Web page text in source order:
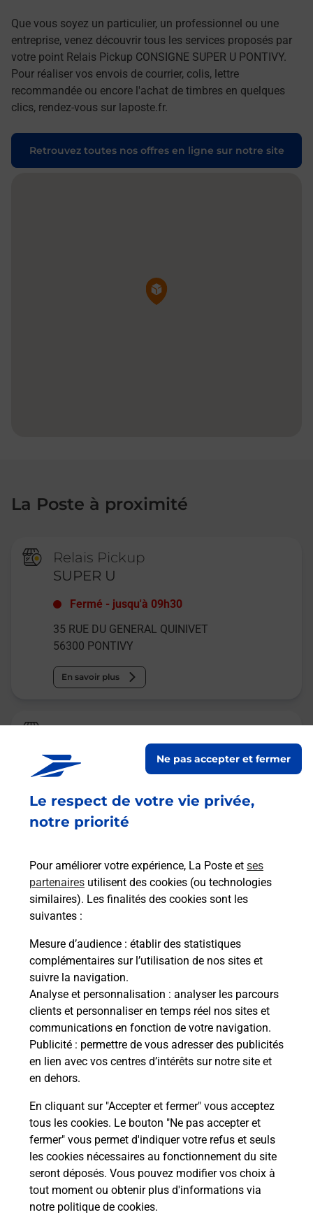
Le respect de votre vie privée,
notre priorité
Pour améliorer votre expérience, La Poste et ses
partenaires utilisent des cookies (ou technologies
similaires). Les finalités des cookies sont les
suivantes :
Mesure d’audience : établir des statistiques
complémentaires sur l’utilisation de nos sites et
suivre la navigation.
Analyse et personnalisation : analyser les parcours
clients et personnaliser en temps réel nos sites et
communications en fonction de votre navigation.
Publicité : permettre de vous adresser des publicités
en lien avec vos centres d’intérêts sur notre site et
en dehors.
En cliquant sur "Accepter et fermer" vous acceptez
tous les cookies. Le bouton "Ne pas accepter et
fermer" vous permet d'indiquer votre refus et seuls
les cookies nécessaires au fonctionnement du site
seront déposés. Vous pouvez modifier vos choix à
tout moment ou obtenir plus d'informations via
notre politique de cookies.
Ne pas accepter et fermer
Que vous soyez un particulier, un professionnel ou une
entreprise, venez découvrir tous les services proposés par
votre point Relais Pickup CONSIGNE SUPER U PONTIVY.
Pour réaliser vos envois de courrier, colis, lettre
recommandée ou encore l'achat de timbres en quelques
clics, rendez-vous sur laposte.fr.
Retrouvez toutes nos offres en ligne sur notre site
Pin de la carte
La Poste à proximité
Relais Pickup
SUPER U
Fermé - jusqu'à 09h30
35 RUE DU GENERAL QUINIVET
56300 PONTIVY
En savoir plus
La Poste
ouvre lundi à 09h00
8 RUE FRIEDLAND
56300 PONTIVY
Malin !
La Poste
en ligne
Ouvert 24h/24
En savoir plus
PONTIVY
CONSIGNE SUPER U PONTIVY